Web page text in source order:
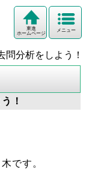
メニュー
東進
ホームページ
問分析をしよう！
！
です。